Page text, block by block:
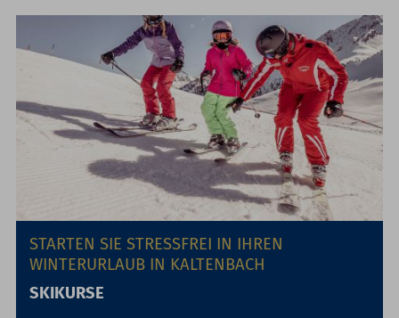
STARTEN SIE STRESSFREI IN IHREN
WINTERURLAUB IN KALTENBACH
SKIKURSE